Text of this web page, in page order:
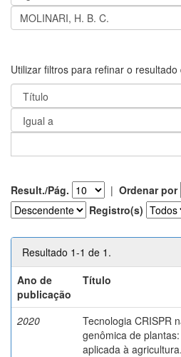
Utilizar filtros para refinar o resultado
Result./Pág. | Ordenar por
Registro(s)
Resultado 1-1 de 1.
Ano de
publicação
Título
2020
Tecnologia CRISPR
genômica de
aplicada à agricultura.